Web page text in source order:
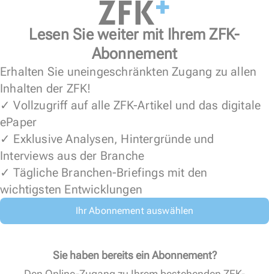
Lesen Sie weiter mit Ihrem ZFK-
Abonnement
Erhalten Sie uneingeschränkten Zugang zu allen
Inhalten der ZFK!
✓ Vollzugriff auf alle ZFK-Artikel und das digitale
ePaper
✓ Exklusive Analysen, Hintergründe und
Interviews aus der Branche
✓ Tägliche Branchen-Briefings mit den
wichtigsten Entwicklungen
Ihr Abonnement auswählen
Sie haben bereits ein Abonnement?